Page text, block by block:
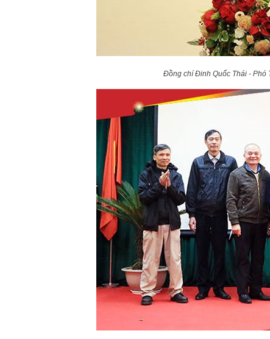
Đồng chí Đinh Quốc Thái - Phó